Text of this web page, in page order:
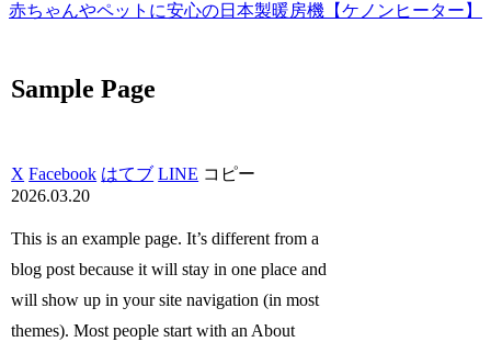
赤ちゃんやペットに安心の日本製暖房機【ケノンヒーター】
Sample Page
X Facebook はてブ LINE コピー
2026.03.20
This is an example page. It’s different from a
blog post because it will stay in one place and
will show up in your site navigation (in most
themes). Most people start with an About